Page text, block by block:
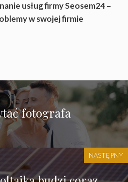
usług firmy Seosem24 –
w swojej firmie
fotografa
NASTĘPNY